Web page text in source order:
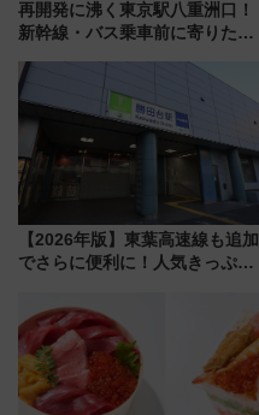
再開発に沸く東京駅八重洲口！
新幹線・バス乗車前に寄りたい
やり＆スタミナグルメ」6選【新
店舗も！】
【2026年版】東葉高速線も追加
でさらに便利に！人気きっぷ
今年も発売 秋・早春に千葉県を
巡るなら使い勝手・コスパ抜群